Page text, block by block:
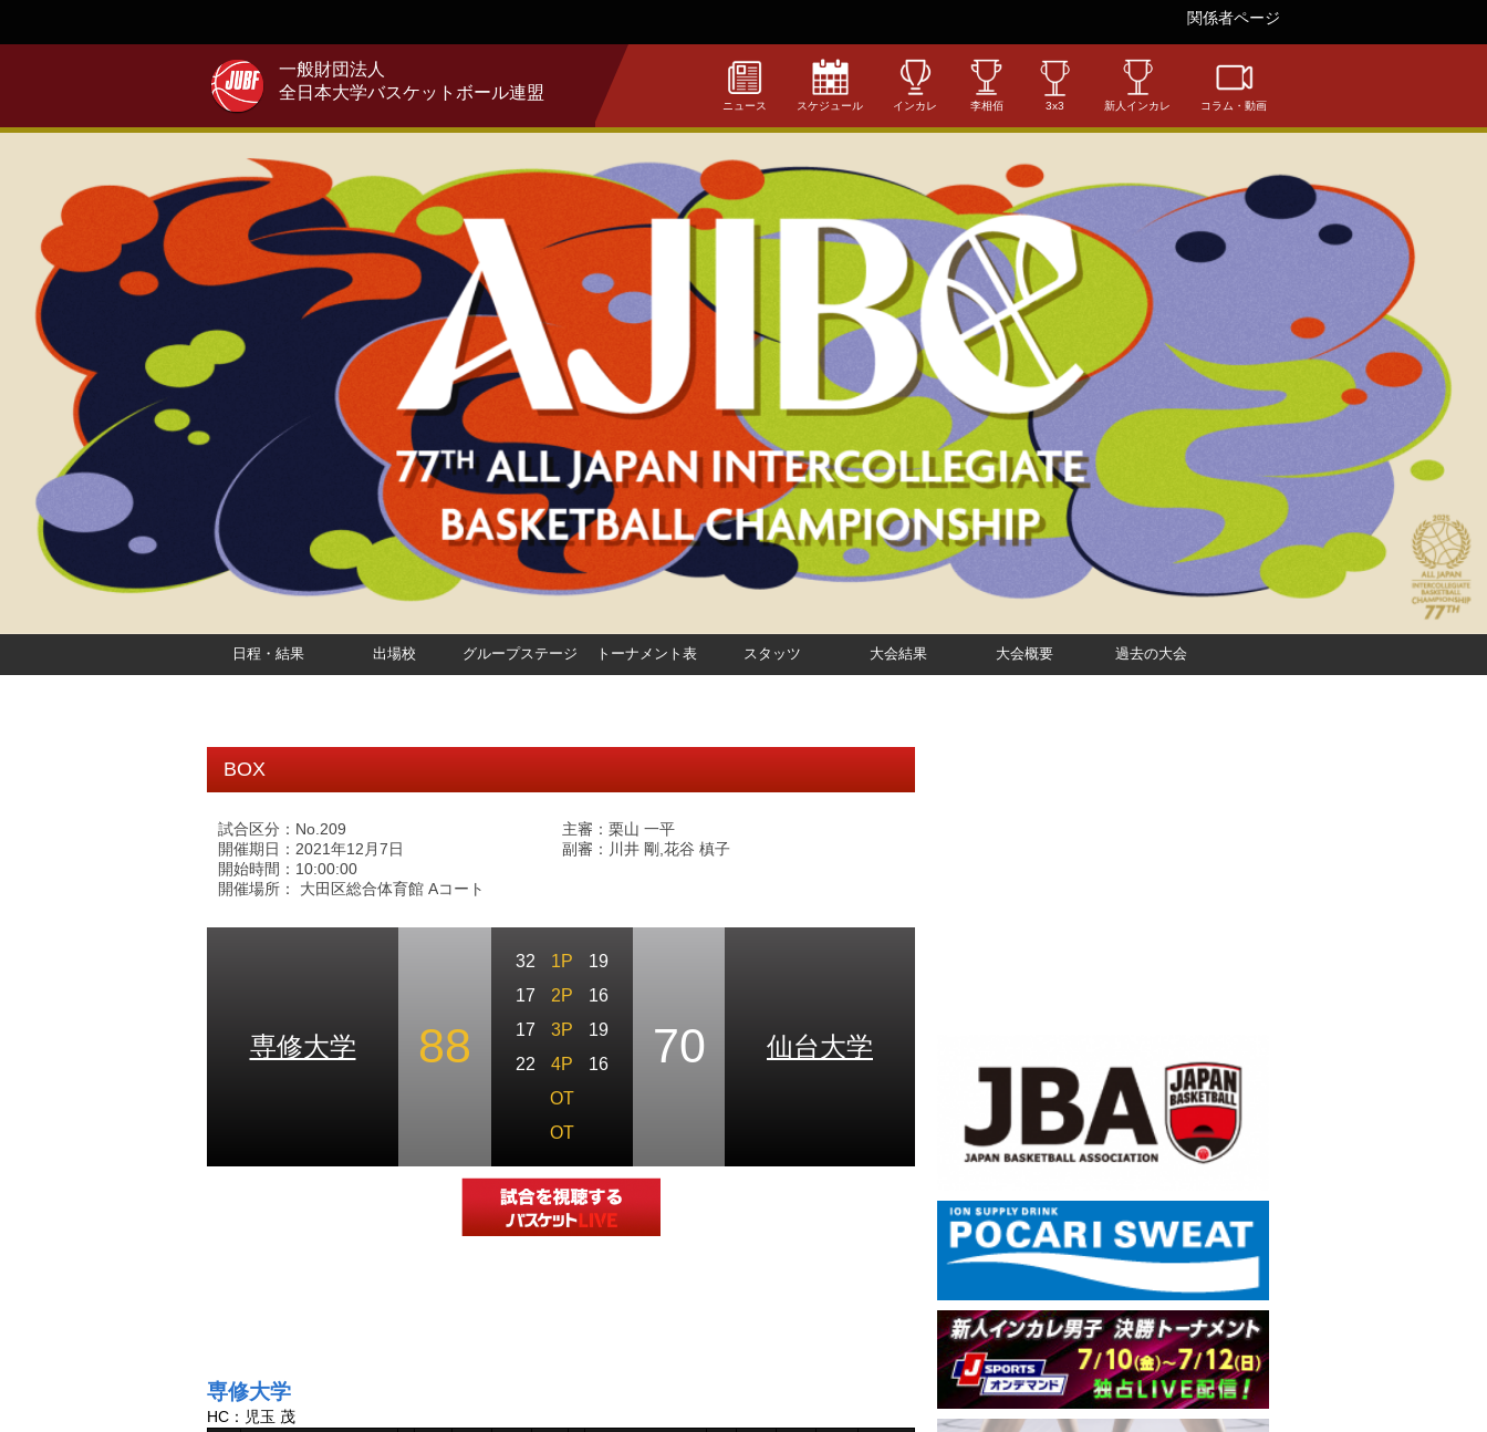
関係者ページ
一般財団法人
全日本大学バスケットボール連盟
ニュース スケジュール インカレ 李相佰 3x3 新人インカレ コラム・動画
日程・結果 出場校 グループステージ トーナメント表 スタッツ 大会結果 大会概要 過去の大会
BOX
試合区分：No.209
開催期日：2021年12月7日
開始時間：10:00:00
開催場所： 大田区総合体育館 Aコート
主審：栗山 一平
副審：川井 剛,花谷 槙子
専修大学 88
32 1P
19
17
2P
16
17
3P
19
22
4P
16
OT
OT
70 仙台大学
専修大学
HC：児玉 茂